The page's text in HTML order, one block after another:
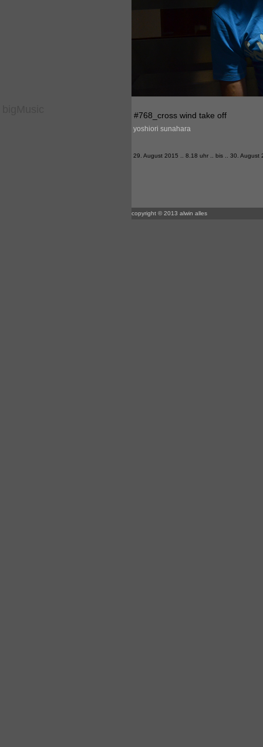
#768_cross wind take off
yoshiori sunahara
29. August 2015 .. 8.18 uhr .. bis .. 30. August
copyright © 2013 alwin alles